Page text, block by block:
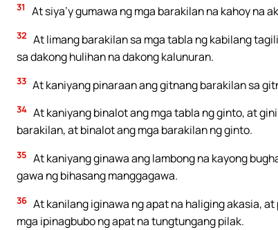
31 At siya’y gumawa ng mga barakilan na kahoy na
32 At limang barakilan sa mga tabla ng kabilang
sa dakong hulihan na dakong kalunuran.
33 At kaniyang pinaraan ang gitnang barakilan sa
34 At kaniyang binalot ang mga tabla ng ginto, at
barakilan, at binalot ang mga barakilan ng ginto.
35 At kaniyang ginawa ang lambong na kayong
gawa ng bihasang manggagawa.
36 At kanilang iginawa ng apat na haliging akasia,
mga ipinagbubo ng apat na tungtungang pilak.